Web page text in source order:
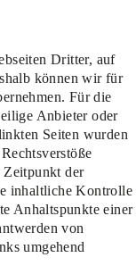
Dritter, auf
können wir für
Für die
Anbieter oder
Seiten wurden
Zeitpunkt der
inhaltliche Kontrolle
Anhaltspunkte einer
von
umgehend